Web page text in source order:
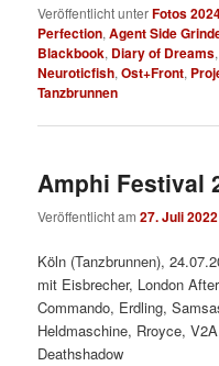
Veröffentlicht unterFotos
Perfection,Agent Side
Blackbook, Diary of Dreams,
Neuroticfish,Ost+Front,
Tanzbrunnen
Amphi Festival
Veröffentlicht am27. Juli 2022
Köln (Tanzbrunnen),
mit Eisbrecher, London
Commando, Erdling,
Heldmaschine, Rroyce,
Deathshadow